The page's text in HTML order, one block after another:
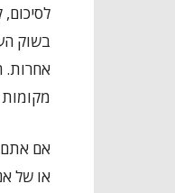
בשוק
אחרות.
אם אתם
או של